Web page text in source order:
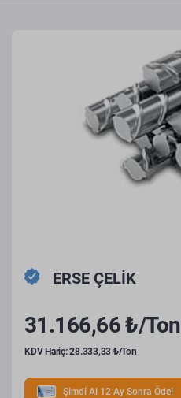
ERSE ÇELİK
31.166,66 ₺/Ton
KDV Hariç: 28.333,33 ₺/Ton
Şimdi Al 12 Ay Sonra Öde!